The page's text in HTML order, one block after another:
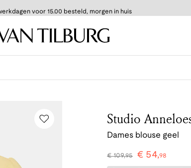
voor 15.00 besteld, morgen in huis
Studio
Dames blouse geel
€109,95 € 54,98